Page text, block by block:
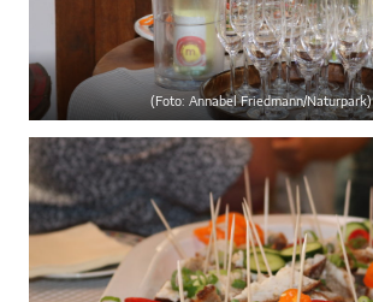
(Foto: Annabel Friedmann/Naturpark)